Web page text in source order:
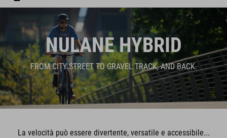
NULANE HYBRID
FROM CITY STREET TO GRAVEL TRACK, AND BACK.
La velocità può essere divertente, versatile e accessibile...